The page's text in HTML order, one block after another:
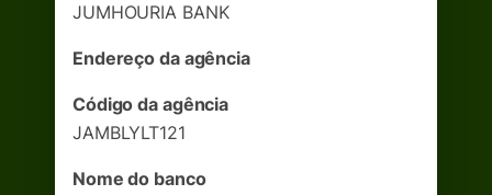
JUMHOURIA BANK
Endereço da agência
Código da agência
JAMBLYLT121
Nome do banco